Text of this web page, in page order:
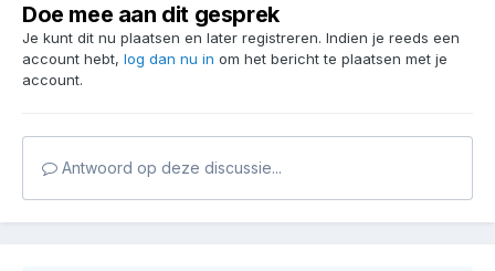
Doe mee aan dit gesprek
Je kunt dit nu plaatsen en later registreren. Indien je reeds een
account hebt, log dan nu in om het bericht te plaatsen met je
account.
Antwoord op deze discussie...